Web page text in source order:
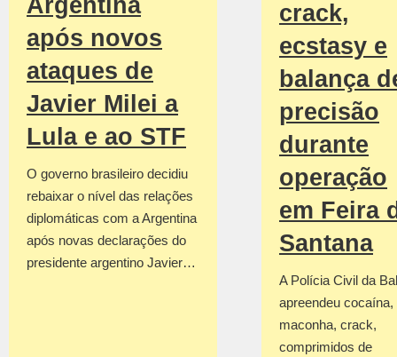
após novos
ataques de
Javier Milei a
Lula e ao STF
O governo brasileiro decidiu
rebaixar o nível das relações
diplomáticas com a Argentina
após novas declarações do
presidente argentino Javier…
crack,
ecstasy e
balança
precisão
durante
operação
em Feira
Santana
A Polícia Civil da
apreendeu cocaína,
maconha, crack,
comprimidos de